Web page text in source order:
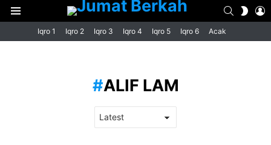
Menu
SEARCH
SKIN
Iqro 1 Iqro 2 Iqro 3 Iqro 4 Iqro 5 Iqro 6 Acak
ALIF LAM